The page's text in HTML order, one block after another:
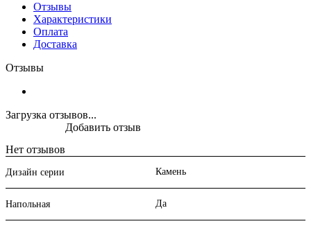
Отзывы
Характеристики
Оплата
Доставка
Отзывы
Загрузка отзывов...
Нет отзывов
Добавить отзыв
Дизайн серии Камень
Напольная Да